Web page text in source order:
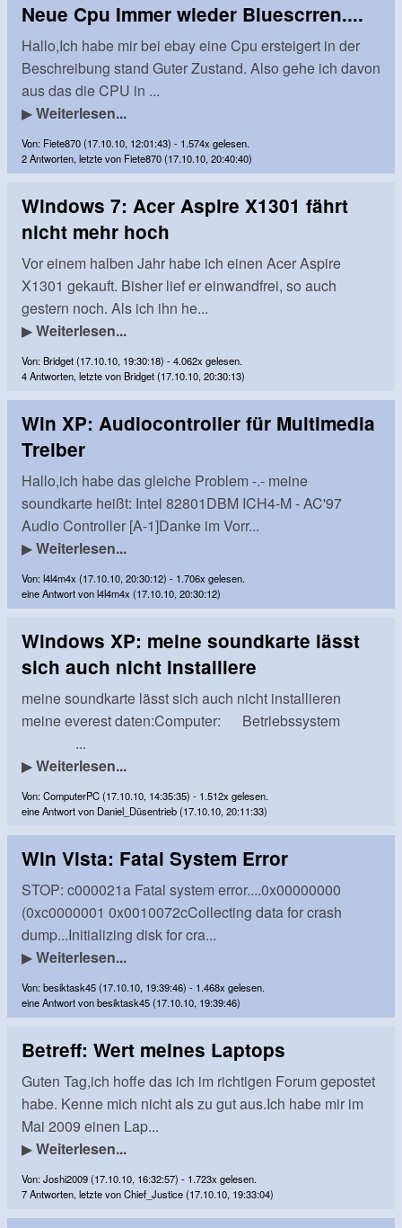
Neue Cpu Immer wieder Bluescrren....
Hallo,Ich habe mir bei ebay eine Cpu ersteigert in der
Beschreibung stand Guter Zustand. Also gehe ich davon
aus das die CPU in ...
▶Weiterlesen...
Von: Fiete870 (17.10.10, 12:01:43) - 1.574x gelesen.
2 Antworten, letzte von Fiete870 (17.10.10, 20:40:40)
Windows 7: Acer Aspire X1301 fährt
nicht mehr hoch
Vor einem halben Jahr habe ich einen Acer Aspire
X1301 gekauft. Bisher lief er einwandfrei, so auch
gestern noch. Als ich ihn he...
▶Weiterlesen...
Von: Bridget (17.10.10, 19:30:18) - 4.062x gelesen.
4 Antworten, letzte von Bridget (17.10.10, 20:30:13)
Win XP: Audiocontroller für Multimedia
Treiber
Hallo,ich habe das gleiche Problem -.- meine
soundkarte heißt: Intel 82801DBM ICH4-M - AC'97
Audio Controller [A-1]Danke im Vorr...
▶Weiterlesen...
Von: l4l4m4x (17.10.10, 20:30:12) - 1.706x gelesen.
eine Antwort von l4l4m4x (17.10.10, 20:30:12)
Windows XP: meine soundkarte lässt
sich auch nicht installiere
meine soundkarte lässt sich auch nicht installieren
meine everest daten:Computer: Betriebssystem
...
▶Weiterlesen...
Von: ComputerPC (17.10.10, 14:35:35) - 1.512x gelesen.
eine Antwort von Daniel_Düsentrieb (17.10.10, 20:11:33)
Win Vista: Fatal System Error
STOP: c000021a Fatal system error....0x00000000
(0xc0000001 0x0010072cCollecting data for crash
dump...Initializing disk for cra...
▶Weiterlesen...
Von: besiktask45 (17.10.10, 19:39:46) - 1.468x gelesen.
eine Antwort von besiktask45 (17.10.10, 19:39:46)
Betreff: Wert meines Laptops
Guten Tag,ich hoffe das ich im richtigen Forum gepostet
habe. Kenne mich nicht als zu gut aus.Ich habe mir im
Mai 2009 einen Lap...
▶Weiterlesen...
Von: Joshi2009 (17.10.10, 16:32:57) - 1.723x gelesen.
7 Antworten, letzte von Chief_Justice (17.10.10, 19:33:04)